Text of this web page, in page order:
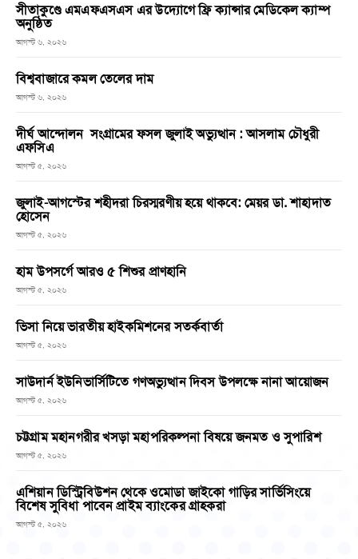
সীতাকুণ্ডে এমএফএসএস এর উদ্যোগে ফ্রি ক্যান্সার মেডিকেল ক্যাম্প
অনুষ্ঠিত
আগস্ট ৬, ২০২৬
বিশ্ববাজারে কমল তেলের দাম
আগস্ট ৬, ২০২৬
দীর্ঘ আন্দোলন সংগ্রামের ফসল জুলাই অভ্যুত্থান : আসলাম চৌধুরী
এফসিএ
আগস্ট ৫, ২০২৬
জুলাই-আগস্টের শহীদরা চিরস্মরণীয় হয়ে থাকবে: মেয়র ডা. শাহাদাত
হোসেন
আগস্ট ৫, ২০২৬
হাম উপসর্গে আরও ৫ শিশুর প্রাণহানি
আগস্ট ৫, ২০২৬
ভিসা নিয়ে ভারতীয় হাইকমিশনের সতর্কবার্তা
আগস্ট ৫, ২০২৬
সাউদার্ন ইউনিভার্সিটিতে গণঅভ্যুত্থান দিবস উপলক্ষে নানা আয়োজন
আগস্ট ৫, ২০২৬
চট্টগ্রাম মহানগরীর খসড়া মহাপরিকল্পনা বিষয়ে জনমত ও সুপারিশ
আগস্ট ৫, ২০২৬
এশিয়ান ডিস্ট্রিবিউশন থেকে ওমোডা জাইকো গাড়ির সার্ভিসিংয়ে
বিশেষ সুবিধা পাবেন প্রাইম ব্যাংকের গ্রাহকরা
আগস্ট ৫, ২০২৬